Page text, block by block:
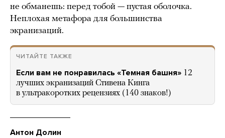
не обманешь: перед тобой — пустая оболочка.
Неплохая метафора для большинства
экранизаций.
ЧИТАЙТЕ ТАКЖЕ
Если вам не понравилась «Темная башня» 12
лучших экранизаций Стивена Кинга
в ультракоротких рецензиях (140 знаков!)
Антон Долин